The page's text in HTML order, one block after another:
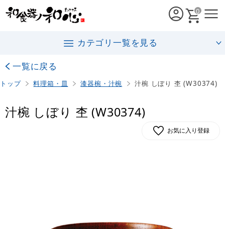
0
カテゴリ一覧を見る
一覧に戻る
トップ 料理箱・皿 漆器椀・汁椀 汁椀 しぼり 杢 (W30374)
汁椀 しぼり 杢 (W30374)
お気に入り登録